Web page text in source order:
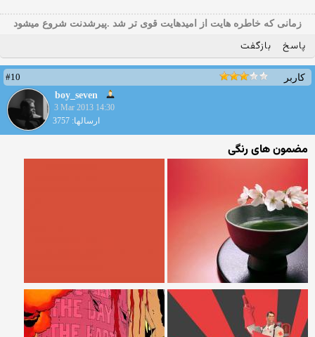
زمانی که خاطره هایت از امیدهایت قوی تر شد .پیرشدنت شروع میشود
پاسخ بازگفت
کاربر
#10
boy_seven
3 Mar 2013 14:30
ارسالها: 3757
مضمون های رنگی